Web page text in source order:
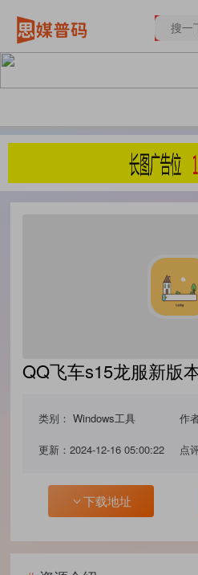
QQ飞车s15龙服新版
类别：Windows工具 作
更新：2024-12-16 05:00:22 点
下载地址